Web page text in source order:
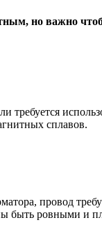
но важно
сплавов.
провод
быть ровными и